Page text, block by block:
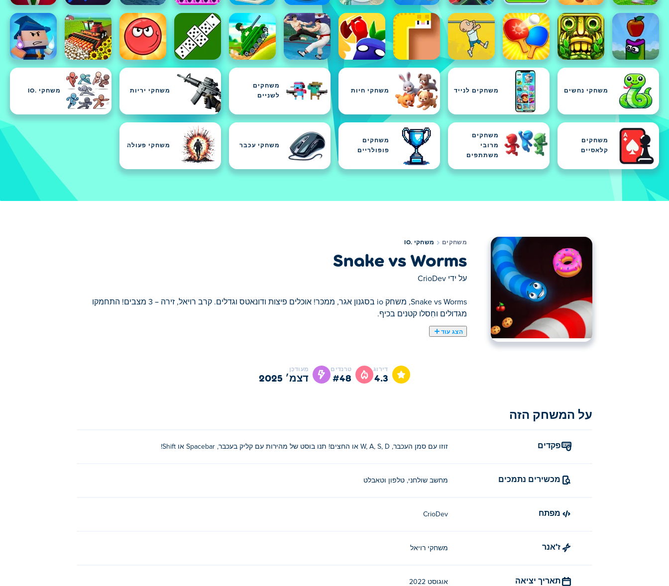
משחקי נחשים משחקים לנייד משחקי חיות
משחקים
לשניים
משחקי יריות משחקי .IO
משחקים
קלאסיים
משחקים
מרובי
משתתפים
משחקים
פופולריים
משחקי עכבר משחקי פעולה
משחקים משחקי .IO
Snake vs Worms
על ידי CrioDev
Snake vs Worms, משחק io בסגנון אגר, ממכּר! אוכלים פיצות ודונאטס וגדלים. קרב רויאל, זירה – 3 מצבים! התחמקו
מגדולים וחִסלו קטנים בכיף.
הצג עוד
כאן תוכלו לשחק ב Snake vs Worms. Snake vs Worms הוא אחד מהמשחקי .io הנבחרים שלנו
דירוג
4.3
טרנדים
#48
מְעוּדכָּן
דצמ׳ 2025
על המשחק הזה
פקדים זוזו עם סמן העכבר, W, A, S, D או החצים! תנו בוסט של מהירות עם קליק בעכבר, Spacebar או Shift!
מכשירים נתמכים מחשב שולחני, טלפון וטאבלט
מפתח CrioDev
ז'אנר משחקי רויאל
תאריך יציאה אוגוסט 2022